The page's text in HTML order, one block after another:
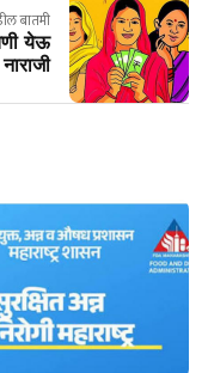
बातमी
येऊ